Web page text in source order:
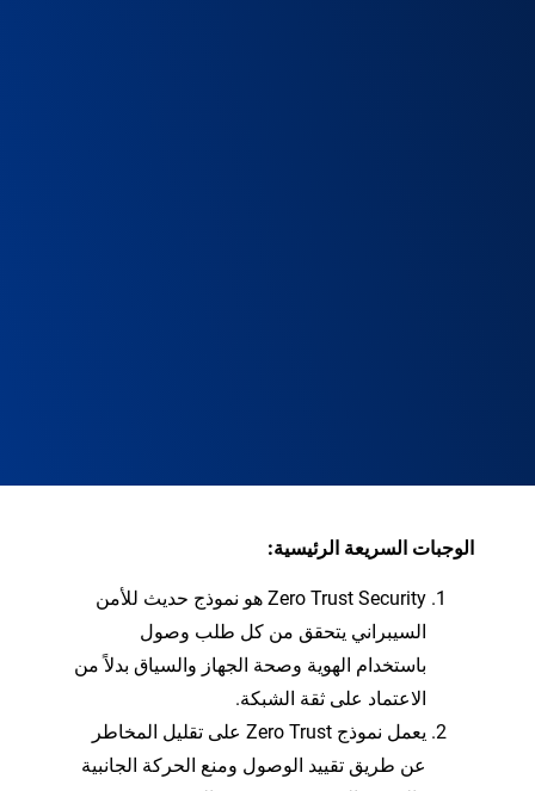
الوجبات السريعة الرئيسية:
Zero Trust Security هو نموذج حديث للأمن
السيبراني يتحقق من كل طلب وصول
باستخدام الهوية وصحة الجهاز والسياق بدلاً من
الاعتماد على ثقة الشبكة.
يعمل نموذج Zero Trust على تقليل المخاطر
عن طريق تقييد الوصول ومنع الحركة الجانبية